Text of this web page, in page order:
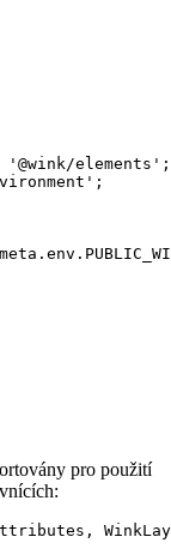
' @wink/elements ' ;
' ;
meta . env .
pro použití